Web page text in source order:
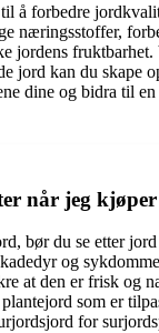
å forbedre
næringsstoffer,
jordens fruktbarhet.
jord kan du skape
dine og bidra til
når jeg
bør du se etter
og
at den er frisk og
som er
for